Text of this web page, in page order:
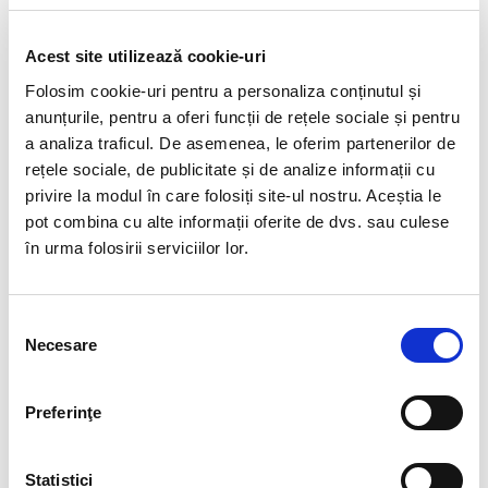
Acest site utilizează cookie-uri
Folosim cookie-uri pentru a personaliza conținutul și
anunțurile, pentru a oferi funcții de rețele sociale și pentru
a analiza traficul. De asemenea, le oferim partenerilor de
rețele sociale, de publicitate și de analize informații cu
privire la modul în care folosiți site-ul nostru. Aceștia le
pot combina cu alte informații oferite de dvs. sau culese
în urma folosirii serviciilor lor.
consimțământului
Necesare
Preferinţe
Statistici
Transformarea digitală a
educației din România
viață." Seneca Vara asta se împlinește (mai
mult de) un an de când educația a fost
invitată, pe nepregătite, …
Citește mai mult ➜